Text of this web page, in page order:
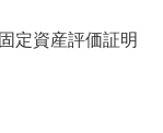
定資産評価証明